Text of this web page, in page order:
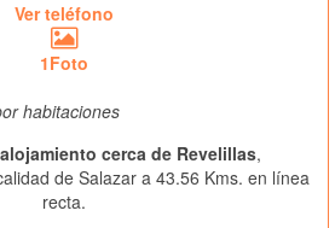
Ver teléfono
1Foto
habitaciones
alojamiento cerca de Revelillas,
de Salazar a 43.56 Kms. en línea
recta.